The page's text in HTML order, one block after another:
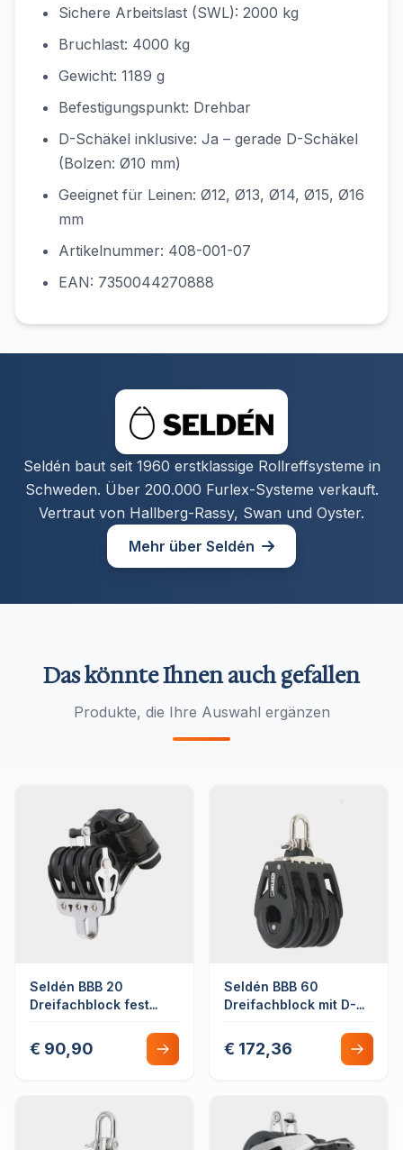
Sichere Arbeitslast (SWL): 2000 kg
Bruchlast: 4000 kg
Gewicht: 1189 g
Befestigungspunkt: Drehbar
D-Schäkel inklusive: Ja – gerade D-Schäkel
(Bolzen: Ø10 mm)
Geeignet für Leinen: Ø12, Ø13, Ø14, Ø15, Ø16
mm
Artikelnummer: 408-001-07
EAN: 7350044270888
Seldén baut seit 1960 erstklassige Rollreffsysteme in
Schweden. Über 200.000 Furlex-Systeme verkauft.
Vertraut von Hallberg-Rassy, Swan und Oyster.
Mehr über Seldén
Das könnte Ihnen auch gefallen
Produkte, die Ihre Auswahl ergänzen
Seldén BBB 20
Dreifachblock fest
Hundsfott und
Schotklemme
€ 90,90
Seldén BBB 60
Dreifachblock mit D-
€ 172,36